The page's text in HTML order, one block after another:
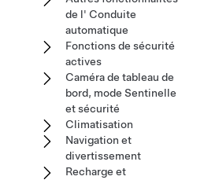
de l' Conduite
automatique
Fonctions de sécurité
actives
Caméra de tableau de
bord, mode Sentinelle
et sécurité
Climatisation
Navigation et
divertissement
Recharge et